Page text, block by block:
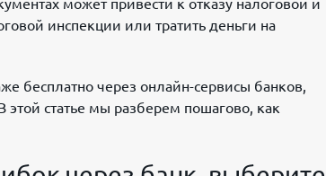
может привести к отказу налоговой и
инспекции или тратить деньги на
бесплатно через онлайн-сервисы банков,
статье мы разберем пошагово, как